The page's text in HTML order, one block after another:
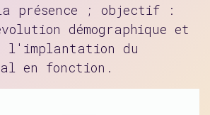
présence ; objectif :
démographique et
l'implantation du
en fonction.